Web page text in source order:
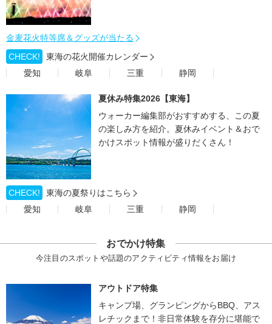
金麦花火特等席＆グッズが当たる
CHECK!
東海の花火開催カレンダー
愛知
岐阜 三重 静岡
夏休み特集2026【東海】
ウォーカー編集部がおすすめする、この夏
の楽しみ方を紹介。夏休みイベント＆おで
かけスポット情報が盛りだくさん！
CHECK!
東海の夏祭りはこちら
愛知
岐阜 三重 静岡
おでかけ特集
今注目のスポットや話題のアクティビティ情報をお届け
アウトドア特集
キャンプ場、グランピングからBBQ、アス
レチックまで！非日常体験を存分に堪能で